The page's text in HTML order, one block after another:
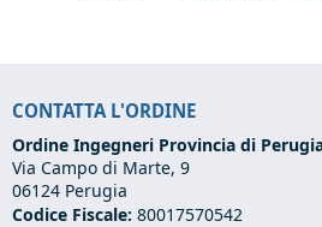
CONTATTA L'ORDINE
Ordine Ingegneri Provincia di
Via Campo di Marte, 9
06124 Perugia
Codice Fiscale: 80017570542